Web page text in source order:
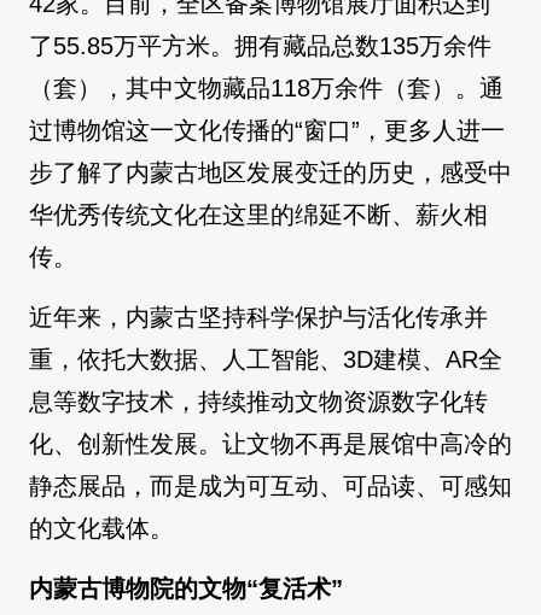
了55.85万平方米。拥有藏品总数135万余件
（套），其中文物藏品118万余件（套）。通
过博物馆这一文化传播的“窗口”，更多人进一
步了解了内蒙古地区发展变迁的历史，感受中
华优秀传统文化在这里的绵延不断、薪火相
传。
近年来，内蒙古坚持科学保护与活化传承并
重，依托大数据、人工智能、3D建模、AR全
息等数字技术，持续推动文物资源数字化转
化、创新性发展。让文物不再是展馆中高冷的
静态展品，而是成为可互动、可品读、可感知
的文化载体。
内蒙古博物院的文物“复活术”